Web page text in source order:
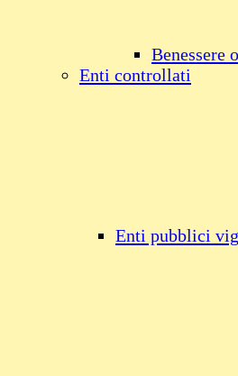
Benessere
Enti controllati
Enti pubblici